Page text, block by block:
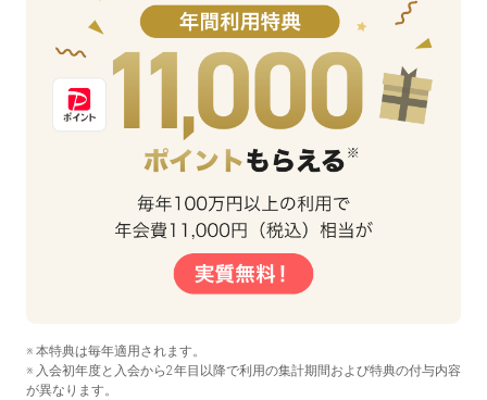
※ 本特典は毎年適用されます。
※ 入会初年度と入会から2年目以降で利用の集計期間および特典の付与内容
が異なります。